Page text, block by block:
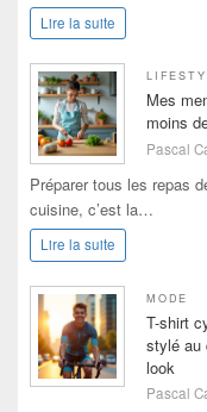
Lire la suite
Mes
moins
Pascal
Préparer tous les repas
cuisine, c’est la…
Lire la suite
MODE
T-shirt
stylé au
look
Pascal